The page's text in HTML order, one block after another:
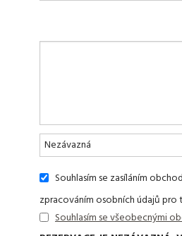
Souhlasím se zasíláním
zpracováním osobních údajů pro
Souhlasím se všeobecnými